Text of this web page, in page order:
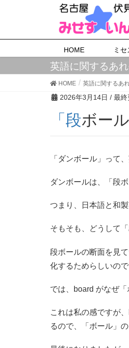
HOME ミ
英語に関するあ
HOME 英語に関するあ
2026年3月14日 / 最終
「段ボ
「ダンボール」って
ダンボールは、「段
つまり、日本語と和
そもそも、どうして
段ボールの断面を見
化するためらしいの
では、board がなぜ
これは私の感ですが
るので、「ボール」